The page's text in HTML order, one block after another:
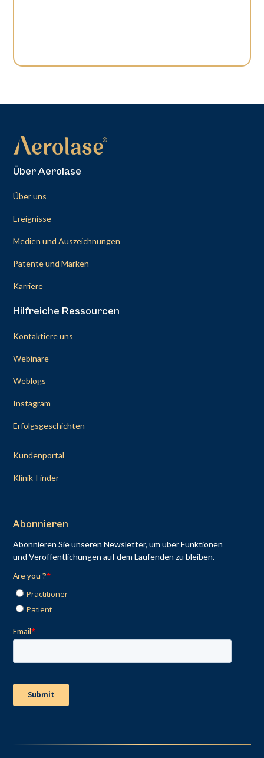
Über Aerolase
Über uns
Ereignisse
Medien und Auszeichnungen
Patente und Marken
Karriere
Hilfreiche Ressourcen
Kontaktiere uns
Webinare
Weblogs
Instagram
Erfolgsgeschichten
Kundenportal
Klinik-Finder
Abonnieren
Abonnieren Sie unseren Newsletter, um über Funktionen
und Veröffentlichungen auf dem Laufenden zu bleiben.